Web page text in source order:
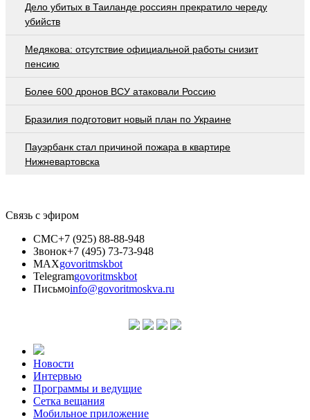
Дело убитых в Таиланде россиян прекратило череду
убийств
Медякова: отсутствие официальной работы снизит
пенсию
Более 600 дронов ВСУ атаковали Россию
Бразилия подготовит новый план по Украине
Пауэрбанк стал причиной пожара в квартире
Нижневартовска
Связь с эфиром
СМС+7 (925) 88-88-948
Звонок+7 (495) 73-73-948
MAXgovoritmskbot
Telegramgovoritmskbot
Письмоinfo@govoritmoskva.ru
Новости
Интервью
Программы и ведущие
Сетка вещания
Мобильное приложение